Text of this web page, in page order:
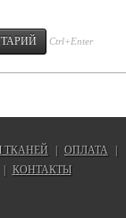
Ctrl+Enter
ТКАНЕЙ ОПЛАТА
КОНТАКТЫ